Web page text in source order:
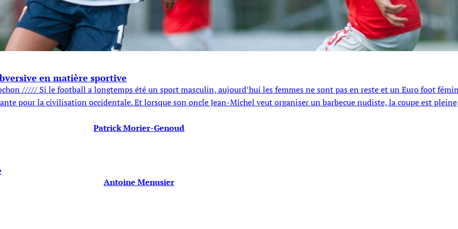
en matière sportive
///// Si le football a longtemps été un sport masculin, aujourd’hui les femmes ne sont pas en reste et un Euro foot
pour la civilisation occidentale. Et lorsque son oncle Jean-Michel veut organiser un barbecue nudiste, la coupe est
Patrick Morier-Genoud
Antoine Menusier